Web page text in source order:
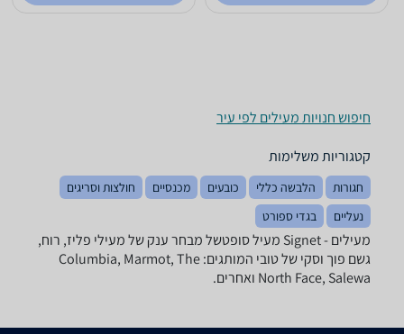
חיפוש חנויות מעילים לפי עיר
קטגוריות משלימות
חגורות הלבשה כללי כובעים מכנסיים
חולצות וסריגים
נעליים
בגדי ספורט
מעילים - ‏Signet ‏מעיל סופטשל מבחר ענק של מעילי פליז, רוח,
גשם פוך וסקי של טובי המותגים: Columbia, Marmot, The
North Face, Salewa ואחרים.